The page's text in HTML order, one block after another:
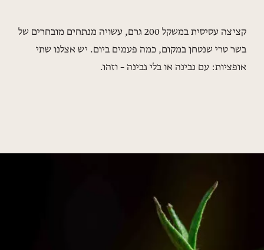
קציצה עסיסית במשקל 200 גרם, עשויה מנתחים מובחרים של
בשר טרי שנטחן במקום, כמה פעמים ביום. יש אצלנו שתי
אופציות: עם גבינה או בלי גבינה – וזהו.